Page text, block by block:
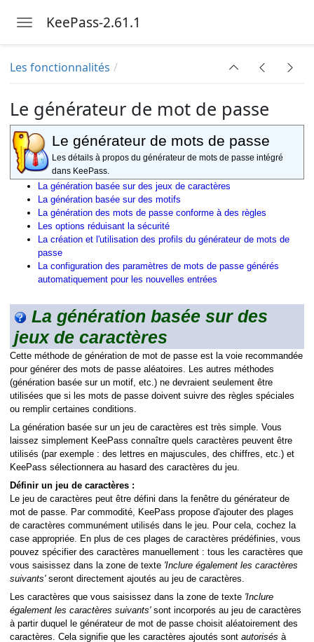
Toggle navigation
KeePass-2.61.1
Les fonctionnalités
Le générateur de mot de passe
Le générateur de mots de passe
Les détails à propos du générateur de mots de passe intégré
dans KeePass.
La génération basée sur des jeux de caractères
La génération basée sur des motifs
La génération des mots de passe conforme à des règles
Les options réduisant la sécurité
La création et l'utilisation des profils du générateur de mots de
passe
La configuration des paramètres de mots de passe générés
automatiquement pour les nouvelles entrées
La génération basée sur des
jeux de caractères
Cette méthode de génération de mot de passe est la voie recommandée
pour générer des mots de passe aléatoires. Les autres méthodes
(génération basée sur un motif, etc.) ne devraient seulement être
utilisées que si les mots de passe doivent suivre des règles spéciales
ou remplir certaines conditions.
La génération basée sur un jeu de caractères est très simple. Vous
laissez simplement KeePass connaître quels caractères peuvent être
utilisés (par exemple : des lettres en majuscules, des chiffres, etc.) et
KeePass sélectionnera au hasard des caractères du jeu.
Définir un jeu de caractères :
Le jeu de caractères peut être défini dans la fenêtre du générateur de
mot de passe. Par commodité, KeePass propose d'ajouter des plages
de caractères communément utilisés dans le jeu. Pour cela, cochez la
case appropriée. En plus de ces plages de caractères prédéfinies, vous
pouvez spécifier des caractères manuellement : tous les caractères que
vous saisissez dans la zone de texte 'Inclure également les caractères
suivants'seront directement ajoutés au jeu de caractères.
Les caractères que vous saisissez dans la zone de texte 'Inclure
également les caractères suivants'sont incorporés au jeu de caractères
à partir duquel le générateur de mot de passe choisit aléatoirement des
caractères. Cela signifie que les caractères ajoutés sont autorisés à